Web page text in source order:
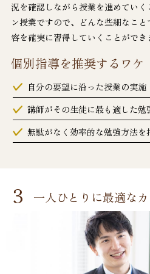
況を確認しながら授業を進めてい
ン授業ですので、どんな些細なこ
容を確実に習得していくことができ
個別指導を推奨するワケ
自分の要望に沿った授業の実施
講師がその生徒に最も適した勉
無駄がなく効率的な勉強方法を
3 一人ひとりに最適な